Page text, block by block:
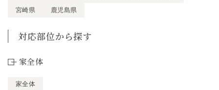
宮崎県
鹿児島県
対応部位から探す
家全体
家全体